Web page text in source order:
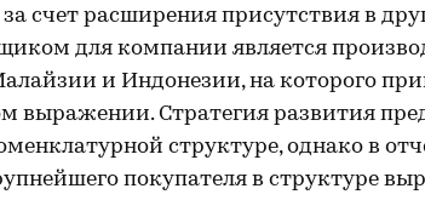
счет расширения присутствия в
для компании является
и Индонезии, на которого
выражении. Стратегия развития
структуре, однако в
покупателя в структуре